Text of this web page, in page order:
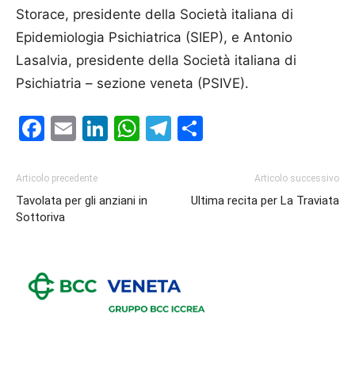
Storace, presidente della Società italiana di
Epidemiologia Psichiatrica (SIEP), e Antonio
Lasalvia, presidente della Società italiana di
Psichiatria – sezione veneta (PSIVE).
Facebook
EmailLinkedIn
WhatsApp
Telegram
Articolo precedente
Tavolata per gli anziani in
Sottoriva
Articolo successivo
Ultima recita per La Traviata